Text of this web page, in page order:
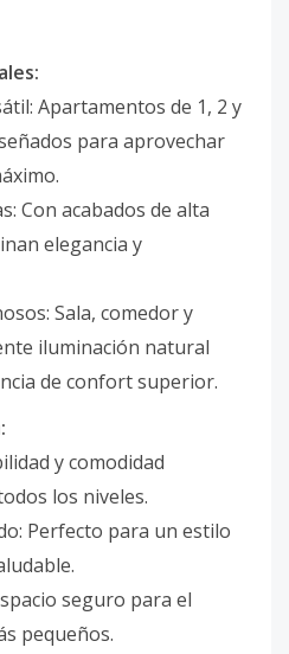
Apartamentos de 1, 2 y
para aprovechar
Con acabados de alta
elegancia y
Sala, comedor y
iluminación natural
de confort superior.
y comodidad
los niveles.
Perfecto para un estilo
seguro para el
pequeños.